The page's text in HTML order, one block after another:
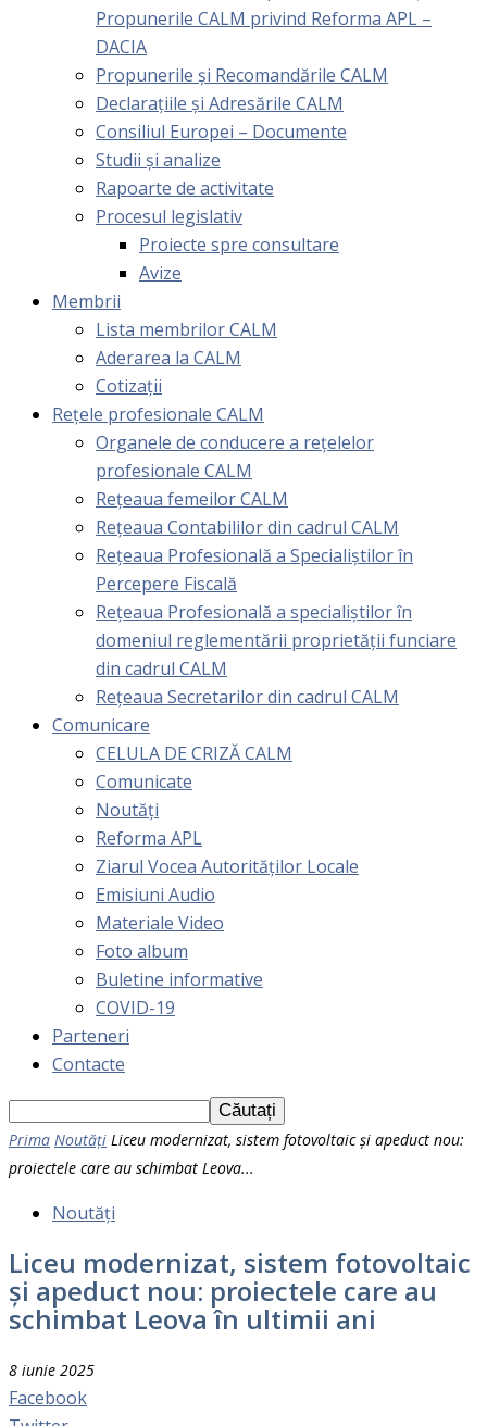
Propunerile CALM privind Reforma APL –
DACIA
Propunerile și Recomandările CALM
Declarațiile și Adresările CALM
Consiliul Europei – Documente
Studii și analize
Rapoarte de activitate
Procesul legislativ
Proiecte spre consultare
Avize
Membrii
Lista membrilor CALM
Aderarea la CALM
Cotizaţii
Rețele profesionale CALM
Organele de conducere a rețelelor
profesionale CALM
Rețeaua femeilor CALM
Rețeaua Contabililor din cadrul CALM
Rețeaua Profesională a Specialiștilor în
Percepere Fiscală
Reţeaua Profesională a specialiştilor în
domeniul reglementării proprietăţii funciare
din cadrul CALM
Rețeaua Secretarilor din cadrul CALM
Comunicare
CELULA DE CRIZĂ CALM
Comunicate
Noutăți
Reforma APL
Ziarul Vocea Autorităților Locale
Emisiuni Audio
Materiale Video
Foto album
Buletine informative
COVID-19
Parteneri
Contacte
Prima Noutăți Liceu modernizat, sistem fotovoltaic și apeduct nou:
proiectele care au schimbat Leova...
Noutăți
Liceu modernizat, sistem fotovoltaic
și apeduct nou: proiectele care au
schimbat Leova în ultimii ani
8 iunie 2025
Facebook